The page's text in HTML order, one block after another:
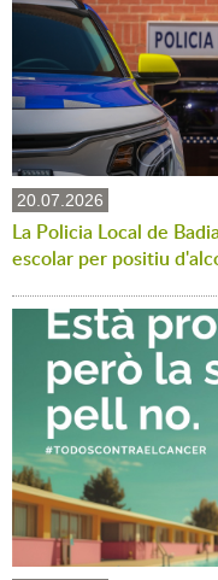
20.07.2026
La Policia Local de
escolar per positiu